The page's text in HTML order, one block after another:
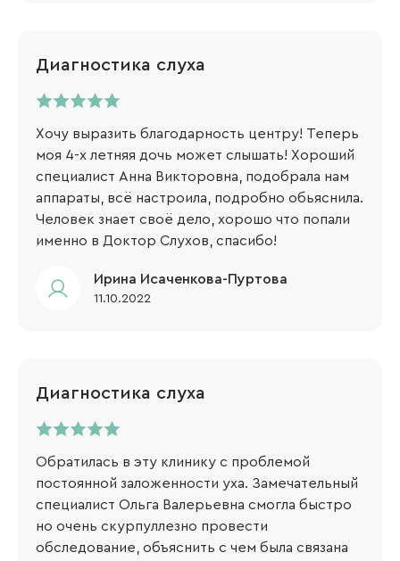
Диагностика слуха
Хочу выразить благодарность центру! Теперь
моя 4-х летняя дочь может слышать! Хороший
специалист Анна Викторовна, подобрала нам
аппараты, всё настроила, подробно обьяснила.
Человек знает своё дело, хорошо что попали
именно в Доктор Слухов, спасибо!
Ирина Исаченкова-Пуртова
11.10.2022
Диагностика слуха
Обратилась в эту клинику с проблемой
постоянной заложенности уха. Замечательный
специалист Ольга Валерьевна смогла быстро
но очень скурпуллезно провести
обследование, объяснить с чем была связана